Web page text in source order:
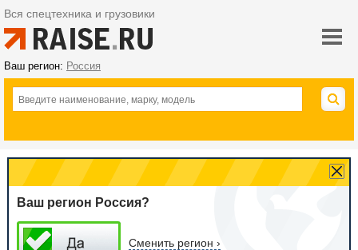
Вся спецтехника и грузовики
Ваш регион: Россия
Ваш регион Россия?
Сменить регион ›